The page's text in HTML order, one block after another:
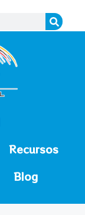
Recursos
Blog